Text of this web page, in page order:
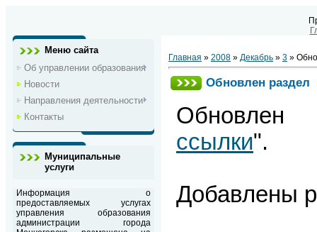
Меню сайта
Об управлении образования
Новости
Направления деятельности
Контакты
Муниципальные
услуги
Информация о
предоставляемых услугах
управления образования
администрации города
Главная » 2008 » Декабрь » 3 »
Обновлен раздел
ссылки".
Добавлены